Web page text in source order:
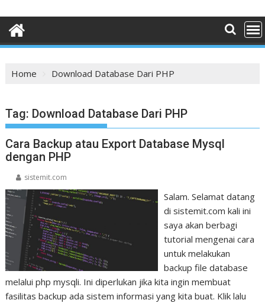
Home Download Database Dari PHP
Tag: Download Database Dari PHP
Cara Backup atau Export Database Mysql
dengan PHP
sistemit.com
Salam. Selamat datang
di sistemit.com kali ini
saya akan berbagi
tutorial mengenai cara
untuk melakukan
backup file database
melalui php mysqli. Ini diperlukan jika kita ingin membuat
fasilitas backup ada sistem informasi yang kita buat. Klik lalu